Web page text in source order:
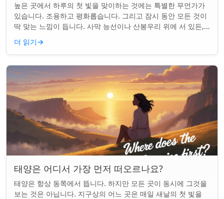
높은 곳에서 하루의 첫 빛을 맞이하는 것에는 특별한 무언가가
있습니다. 조용하고 평화롭습니다. 그리고 잠시 동안 모든 것이
딱 맞는 느낌이 듭니다. 사막 능선이나 산봉우리 위에 서 있든,
일출 하이킹은 평범한 아침을...
더 읽기→
태양은 어디서 가장 먼저 떠오르나요?
태양은 항상 동쪽에서 뜹니다. 하지만 모든 곳이 동시에 그것을
보는 것은 아닙니다. 지구상의 어느 곳은 매일 새날의 첫 빛을